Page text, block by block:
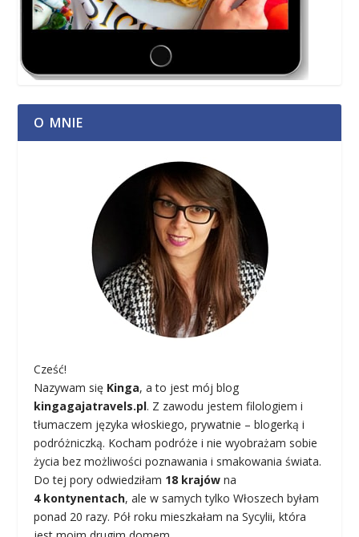
O MNIE
Cześć!
Nazywam się Kinga, a to jest mój blog
kingagajatravels.pl. Z zawodu jestem filologiem i
tłumaczem języka włoskiego, prywatnie – blogerką i
podróżniczką. Kocham podróże i nie wyobrażam sobie
życia bez możliwości poznawania i smakowania świata.
Do tej pory odwiedziłam 18 krajów na
4 kontynentach, ale w samych tylko Włoszech byłam
ponad 20 razy. Pół roku mieszkałam na Sycylii, która